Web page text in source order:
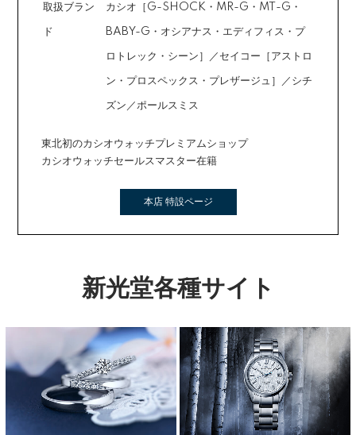
取扱ブラン
ド
カシオ［G-SHOCK・MR-G・MT-G・
BABY-G・オシアナス・エディフィス・プ
ロトレック・シーン］／セイコー［アストロ
ン・プロスペックス・プレザージュ］／シチ
ズン／ポールスミス
東北初のカシオウォッチプレミアムショップ
カシオウォッチセールスマスター在籍
本店 特設ページ
新光堂各種サイト